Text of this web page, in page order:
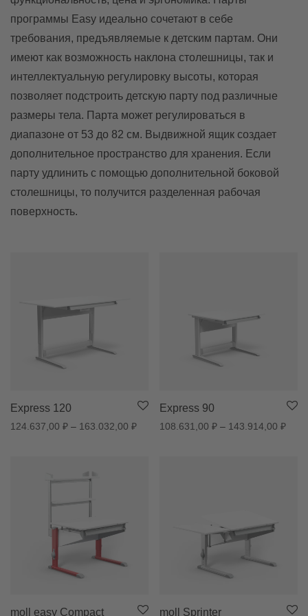
программы Easy идеально сочетают в себе
требования, предъявляемые к детским партам. Они
имеют как возможность наклона столешницы, так и
интеллектуальную регулировку высоты, которая
позволяет подстроить детскую парту под различные
размеры тела. Парта может регулироваться в
диапазоне от 53 до 82 см. Выдвижной ящик создает
дополнительное пространство для хранения. Если
парту удлинить с помощью дополнительной боковой
столешницы, то получится разделенная рабочая
поверхность.
Express 120
124.637,00 ₽ – 163.032,00 ₽Диапазон цен: 124.637,00 ₽ –
Express 90
108.631,00 ₽ – 143.914,00 ₽
moll easy Compact moll Sprinter